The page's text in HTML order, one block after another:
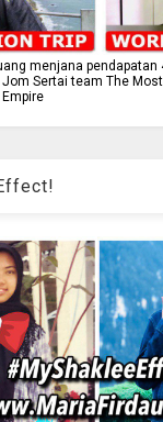
menjana pendapatan
Jom Sertai team The